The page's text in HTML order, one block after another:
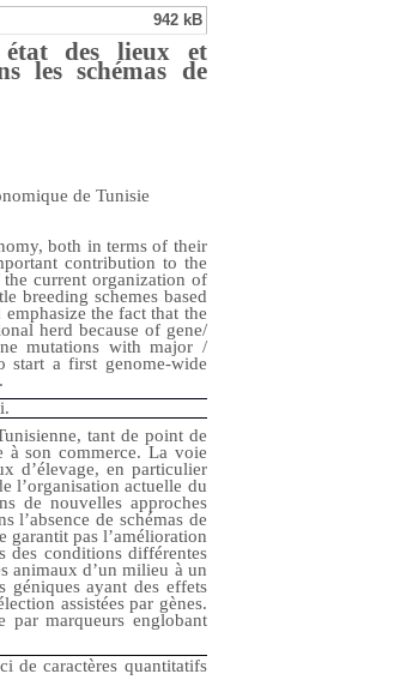
942 kB
des lieux et
les schémas de
de Tunisie
both in terms of their
contribution to the
current organization of
breeding schemes based
the fact that the
herd because of gene/
mutations with major /
start a first genome-wide
tant de point de
à son commerce. La voie
d’élevage, en particulier
l’organisation actuelle du
de nouvelles approches
l’absence de schémas de
garantit pas l’amélioration
des conditions différentes
animaux d’un milieu à un
géniques ayant des effets
assistées par gènes.
par marqueurs englobant
de caractères quantitatifs